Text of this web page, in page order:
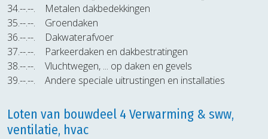
34.--.--.
Metalen dakbedekkingen
35.--.--.
Groendaken
36.--.--.
Dakwaterafvoer
37.--.--.
Parkeerdaken en dakbestratingen
38.--.--.
Vluchtwegen, ... op daken en gevels
39.--.--.
Andere speciale uitrustingen en installaties
Loten van bouwdeel 4 Verwarming & sww,
ventilatie, hvac